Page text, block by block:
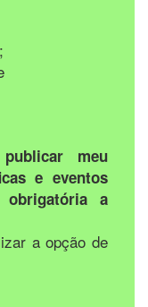
meu
e eventos
a
a opção de